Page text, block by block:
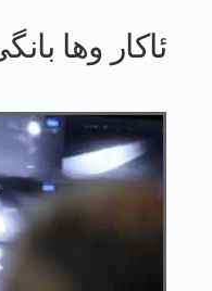
ئاکار وها